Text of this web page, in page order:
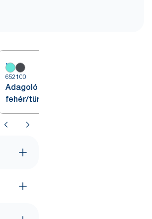
652100
Adagoló Tork fali állványhoz,
fehér/türkiz, W1